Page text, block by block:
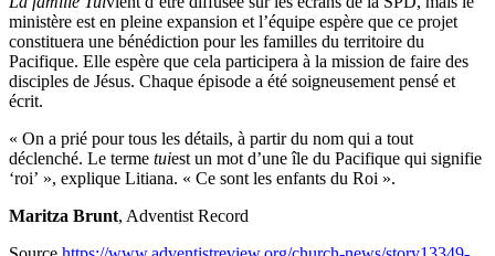
ministère est en pleine expansion et l’équipe espère que ce projet
constituera une bénédiction pour les familles du territoire du
Pacifique. Elle espère que cela participera à la mission de faire des
disciples de Jésus. Chaque épisode a été soigneusement pensé et
écrit.
« On a prié pour tous les détails, à partir du nom qui a tout
déclenché. Le terme tuiest un mot d’une île du Pacifique qui signifie
‘roi’ », explique Litiana. « Ce sont les enfants du Roi ».
Maritza Brunt, Adventist Record